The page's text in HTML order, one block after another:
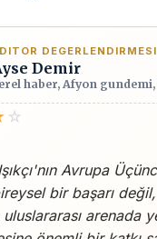
DEGERLENDIRMESI
Demir
haber, Afyon
☆
Avrupa
bir başarı
arenada